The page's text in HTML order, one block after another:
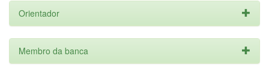
Orientador
Membro da banca